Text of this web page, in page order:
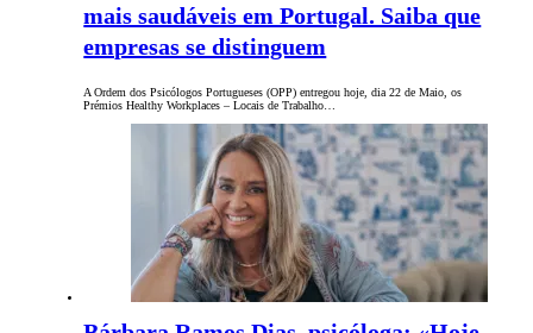
mais saudáveis em Portugal. Saiba que
empresas se distinguem
A Ordem dos Psicólogos Portugueses (OPP) entregou hoje, dia 22 de Maio, os
Prémios Healthy Workplaces – Locais de Trabalho…